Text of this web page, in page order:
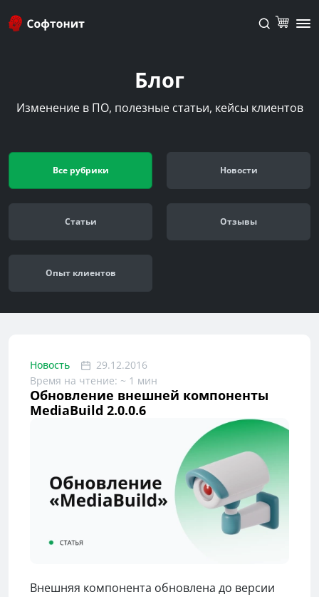
Блог
Изменение в ПО, полезные статьи, кейсы клиентов
Все рубрики Новости
Cтатьи Отзывы
Опыт клиентов
Новость
29.12.2016
Время на чтение: ~ 1 мин
Обновление внешней компоненты
MediaBuild 2.0.0.6
Внешняя компонента обновлена до версии